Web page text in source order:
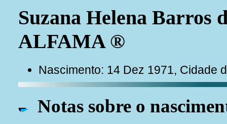
Suzana Helena Barros
ALFAMA ®
Nascimento: 14 Dez 1971, Cidade
Notas sobre o